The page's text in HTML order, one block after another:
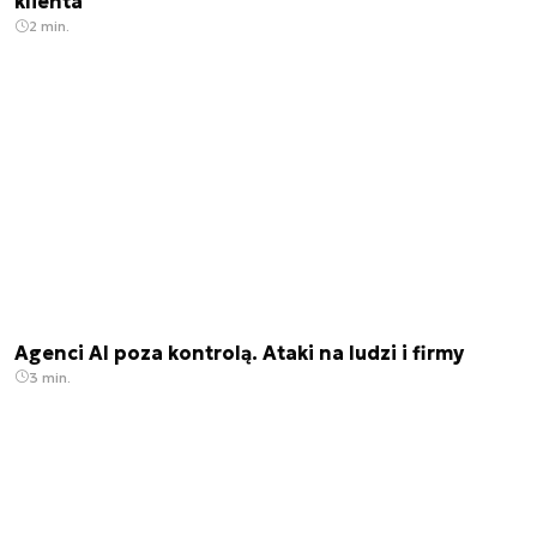
2 min.
Agenci AI poza kontrolą. Ataki na ludzi i firmy
3 min.